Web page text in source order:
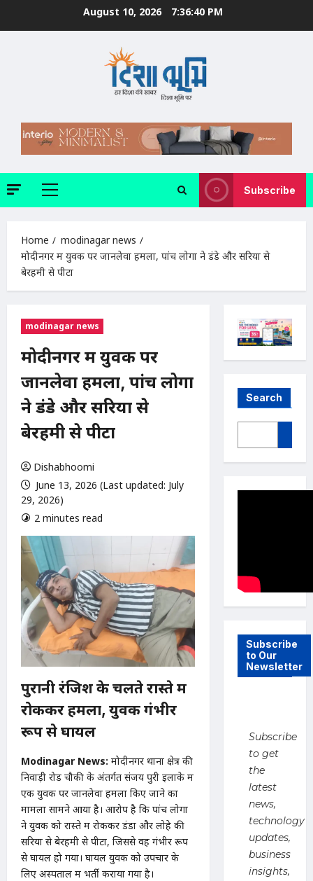
August 10, 2026 7:36:41 PM
Primary
Subscribe
Home
modinagar news
मोदीनगर में युवक पर जानलेवा हमला, पांच लोगों ने डंडे और सरियों से
बेरहमी से पीटा
modinagar news
मोदीनगर में युवक पर
जानलेवा हमला, पांच लोगों
ने डंडे और सरियों से
बेरहमी से पीटा
Dishabhoomi
June 13, 2026 (Last updated: July
29, 2026)
2 minutes read
पुरानी रंजिश के चलते रास्ते में
रोककर हमला, युवक गंभीर
रूप से घायल
Modinagar News: मोदीनगर थाना क्षेत्र की
निवाड़ी रोड चौकी के अंतर्गत संजय पुरी इलाके में
एक युवक पर जानलेवा हमला किए जाने का
मामला सामने आया है। आरोप है कि पांच लोगों
ने युवक को रास्ते में रोककर डंडों और लोहे की
सरियों से बेरहमी से पीटा, जिससे वह गंभीर रूप
से घायल हो गया। घायल युवक को उपचार के
लिए अस्पताल में भर्ती कराया गया है।
Search
Subscribe
to Our
Newsletter
Subscribe
to get
the
latest
news,
technology
updates,
business
insights,